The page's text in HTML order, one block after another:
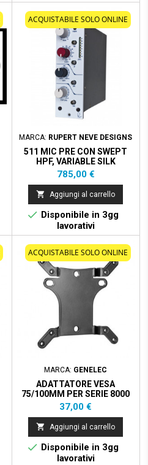
ACQUISTABILE SOLO ONLINE
MARCA: RUPERT NEVE DESIGNS
511 MIC PRE CON SWEPT
HPF, VARIABLE SILK
Prezzo
785,00 €
 Aggiungi al carrello
 Disponibile in 3gg
lavorativi
ACQUISTABILE SOLO ONLINE
MARCA: GENELEC
ADATTATORE VESA
75/100MM PER SERIE 8000
NERO
Prezzo
37,00 €
 Aggiungi al carrello
 Disponibile in 3gg
lavorativi